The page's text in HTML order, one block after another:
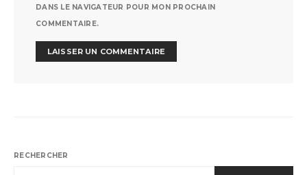
DANS LE NAVIGATEUR POUR MON PROCHAIN
COMMENTAIRE.
RECHERCHER